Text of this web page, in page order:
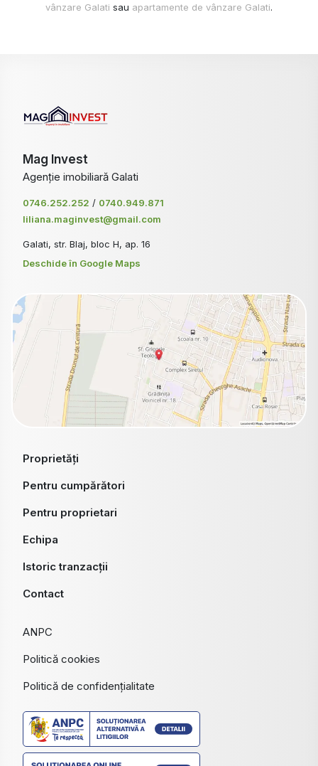
vânzare Galati sau apartamente de vânzare Galati.
Mag Invest
Agenție imobiliară Galati
0746.252.252 / 0740.949.871
liliana.maginvest@gmail.com
Galati, str. Blaj, bloc H, ap. 16
Deschide în Google Maps
Proprietăți
Pentru cumpărători
Pentru proprietari
Echipa
Istoric tranzacții
Contact
ANPC
Politică cookies
Politică de confidențialitate